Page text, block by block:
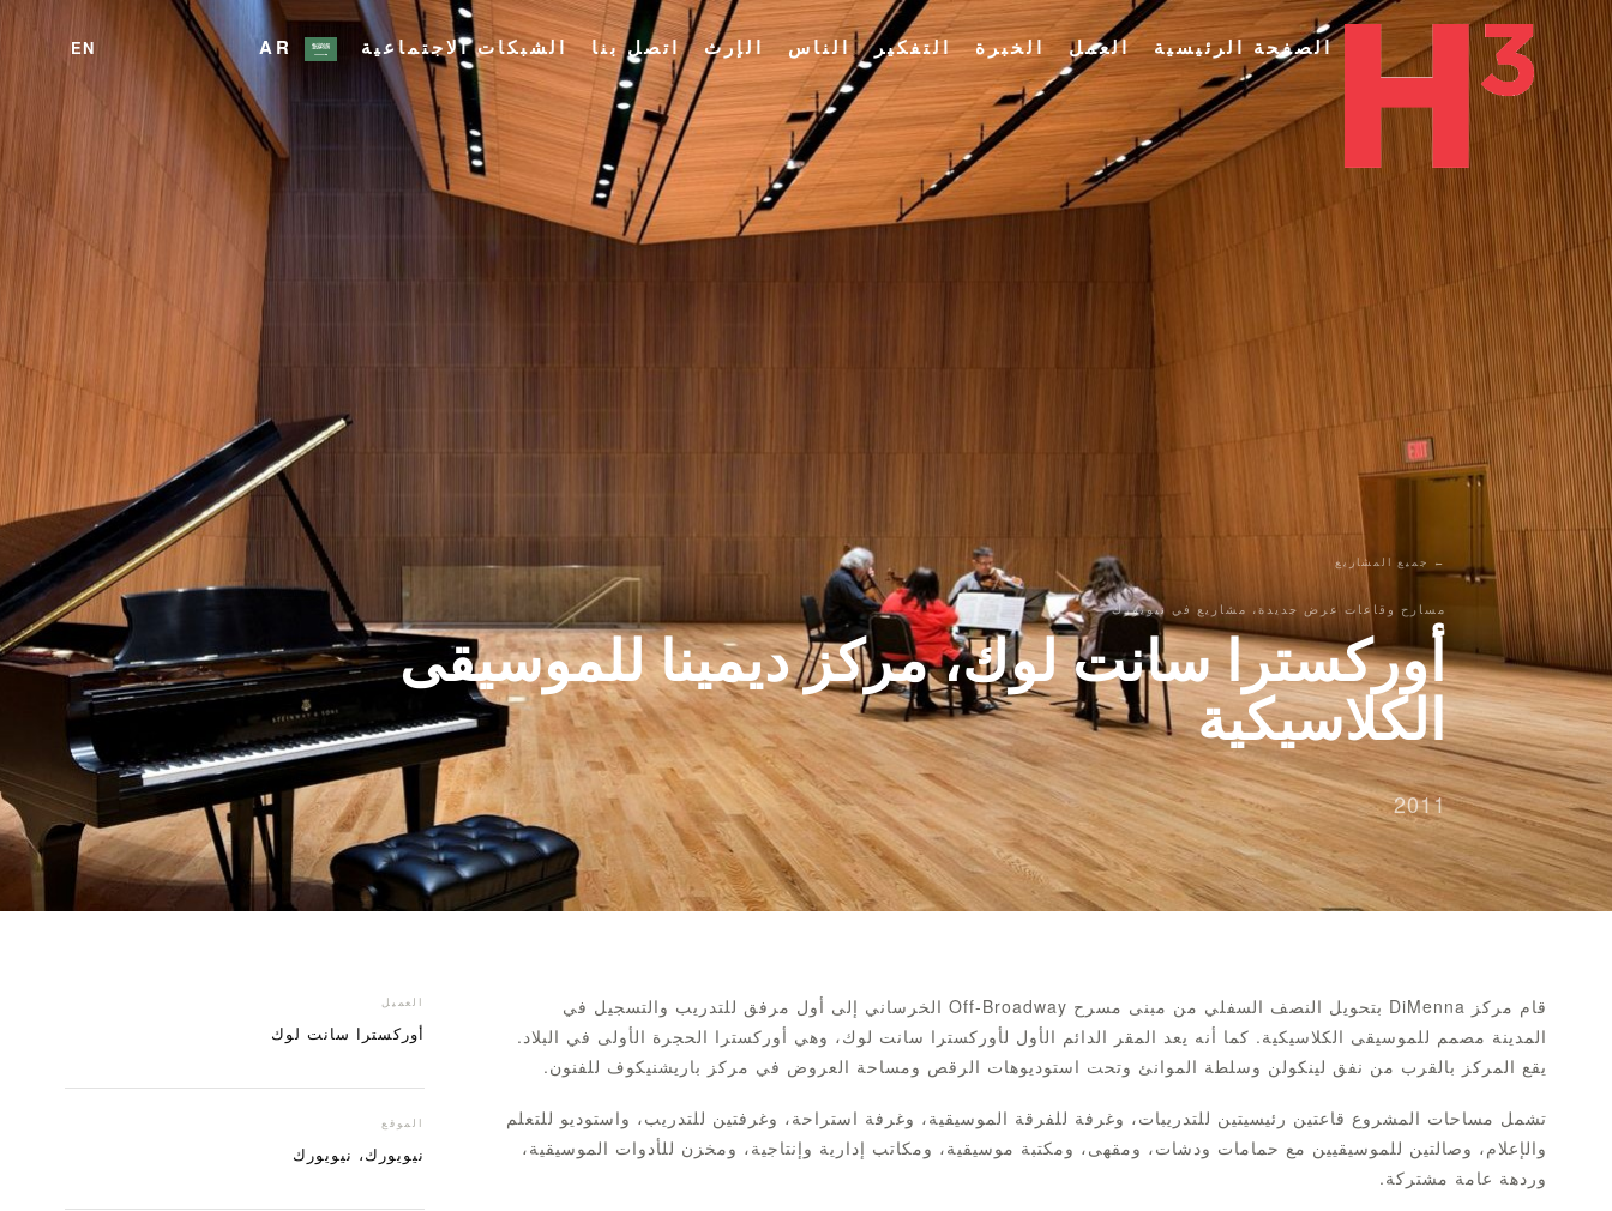
الصفحة الرئيسية العمل الخبرة التفكير الناس الإرث اتصل بنا الشبكات الاجتماعية AR
EN
← جميع المشاريع
مسارح وقاعات عرض جديدة، مشاريع في نيويورك
أوركسترا سانت لوك، مركز ديمينا للموسيقى
الكلاسيكية
2011
قام مركز DiMenna بتحويل النصف السفلي من مبنى مسرح Off-Broadway الخرساني إلى أول مرفق للتدريب والتسجيل في
المدينة مصمم للموسيقى الكلاسيكية. كما أنه يعد المقر الدائم الأول لأوركسترا سانت لوك، وهي أوركسترا الحجرة الأولى في البلاد.
يقع المركز بالقرب من نفق لينكولن وسلطة الموانئ وتحت استوديوهات الرقص ومساحة العروض في مركز باريشنيكوف للفنون.
تشمل مساحات المشروع قاعتين رئيسيتين للتدريبات، وغرفة للفرقة الموسيقية، وغرفة استراحة، وغرفتين للتدريب، واستوديو للتعلم
والإعلام، وصالتين للموسيقيين مع حمامات ودشات، ومقهى، ومكتبة موسيقية، ومكاتب إدارية وإنتاجية، ومخزن للأدوات الموسيقية،
وردهة عامة مشتركة.
العميل
أوركسترا سانت لوك
الموقع
نيويورك، نيويورك